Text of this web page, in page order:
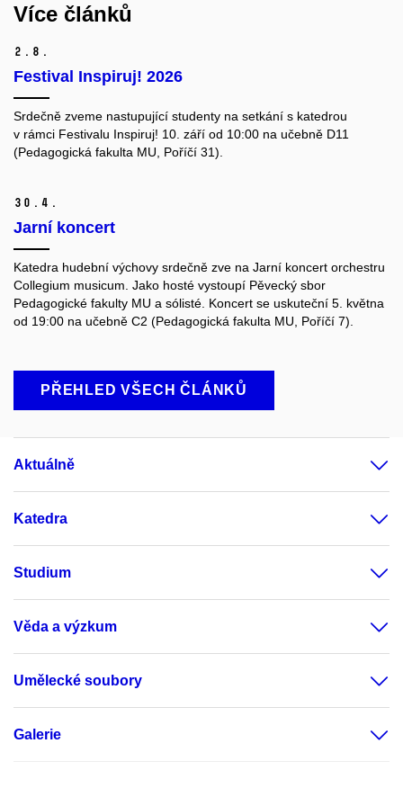
Více článků
2. 8.
Festival Inspiruj! 2026
Srdečně zveme nastupující studenty na setkání s katedrou
v rámci Festivalu Inspiruj! 10. září od 10:00 na učebně D11
(Pedagogická fakulta MU, Poříčí 31).
30. 4.
Jarní koncert
Katedra hudební výchovy srdečně zve na Jarní koncert orchestru
Collegium musicum. Jako hosté vystoupí Pěvecký sbor
Pedagogické fakulty MU a sólisté. Koncert se uskuteční 5. května
od 19:00 na učebně C2 (Pedagogická fakulta MU, Poříčí 7).
PŘEHLED VŠECH ČLÁNKŮ
Aktuálně
Katedra
Studium
Věda a výzkum
Umělecké soubory
Galerie